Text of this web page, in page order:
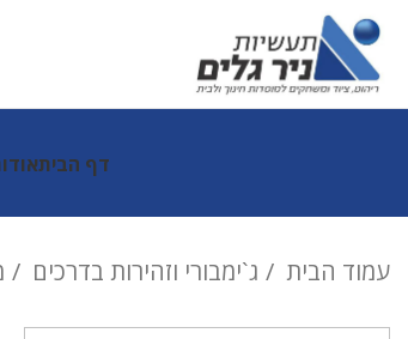
דף הבית
עמוד הבית ג`ימבורי וזהירות בדרכים